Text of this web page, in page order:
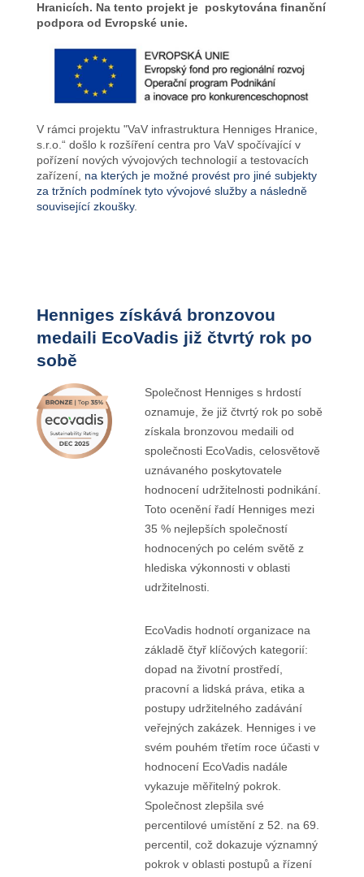
Hranicích. Na tento projekt je poskytována finanční
podpora od Evropské unie.
V rámci projektu "VaV infrastruktura Henniges Hranice,
s.r.o.“ došlo k rozšíření centra pro VaV spočívající v
pořízení nových vývojových technologií a testovacích
zařízení, na kterých je možné provést pro jiné subjekty
za tržních podmínek tyto vývojové služby a následně
související zkoušky.
Henniges získává bronzovou
medaili EcoVadis již čtvrtý rok po
sobě
Společnost Henniges s hrdostí
oznamuje, že již čtvrtý rok po sobě
získala bronzovou medaili od
společnosti EcoVadis, celosvětově
uznávaného poskytovatele
hodnocení udržitelnosti podnikání.
Toto ocenění řadí Henniges mezi
35 % nejlepších společností
hodnocených po celém světě z
hlediska výkonnosti v oblasti
udržitelnosti.
EcoVadis hodnotí organizace na
základě čtyř klíčových kategorií:
dopad na životní prostředí,
pracovní a lidská práva, etika a
postupy udržitelného zadávání
veřejných zakázek. Henniges i ve
svém pouhém třetím roce účasti v
hodnocení EcoVadis nadále
vykazuje měřitelný pokrok.
Společnost zlepšila své
percentilové umístění z 52. na 69.
percentil, což dokazuje významný
pokrok v oblasti postupů a řízení